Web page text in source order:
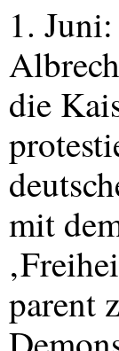
1.
die
mit
parent